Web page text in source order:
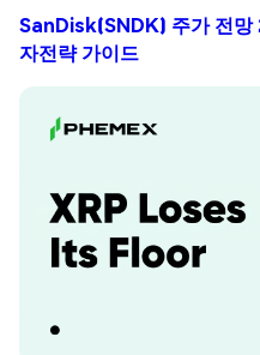
SanDisk(SNDK) 주가 전망
자전략 가이드